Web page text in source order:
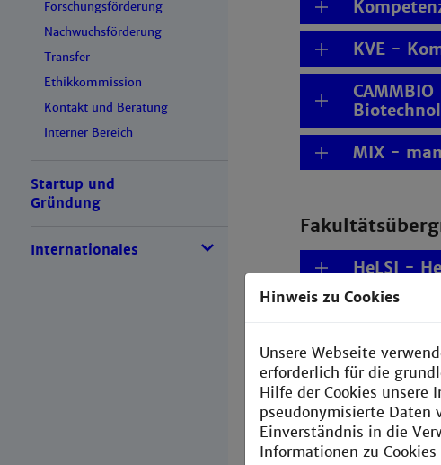
Forschungsförderung
Nachwuchsförderung
Transfer
Ethikkommission
Kontakt und Beratung
Interner Bereich
Startup und
Gründung
Internationales
KVE -
MIX -
HeLSI -
An-Institute
Institute
Hinweis zu Cookies
Unsere Webseite
erforderlich für die
Hilfe der Cookies unsere
pseudonymisierte Daten
Einverständnis in die
Informationen zu